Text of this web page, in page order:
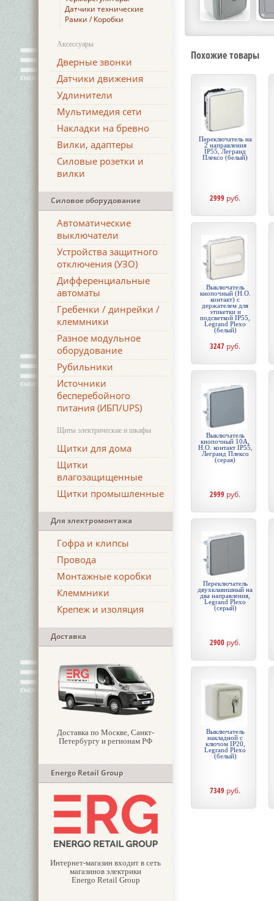
Датчики технические
Рамки / Коробки
Аксессуары
Дверные звонки
Датчики движения
Удлинители
Мультимедия сети
Накладки на бревно
Вилки, адаптеры
Силовые розетки и
вилки
Силовое оборудование
Автоматические
выключатели
Устройства защитного
отключения (УЗО)
Дифференциальные
автоматы
Гребенки / динрейки /
клеммники
Разное модульное
оборудование
Рубильники
Источники
бесперебойного
питания (ИБП/UPS)
Щиты электрические и шкафы
Щитки для дома
Щитки
влагозащищенные
Щитки промышленные
Для электромонтажа
Гофра и клипсы
Провода
Монтажные коробки
Клеммники
Крепеж и изоляция
Доставка
Доставка по Москве, Санкт-
Петербургу и регионам РФ
Energo Retail Group
Интернет-магазин входит в сеть
магазинов электрики
Energo Retail Group
Похожие товары
Переключатель на
2 направления
IP55, Легранд
Плексо (белый)
2999 руб.
Выключатель
кнопочный (Н.О.
контакт) с
держателем для
этикетки и
подсветкой IP55,
Legrand Plexo
(белый)
3247 руб.
Выключатель
кнопочный 10А,
Н.О. контакт IP55,
Легранд Плексо
(серая)
2999 руб.
Переключатель
двухклавишный на
два направления,
Legrand Plexo
(серый)
2900 руб.
Выключатель
накладной с
ключом IP20,
Legrand Plexo
(белый)
7349 руб.